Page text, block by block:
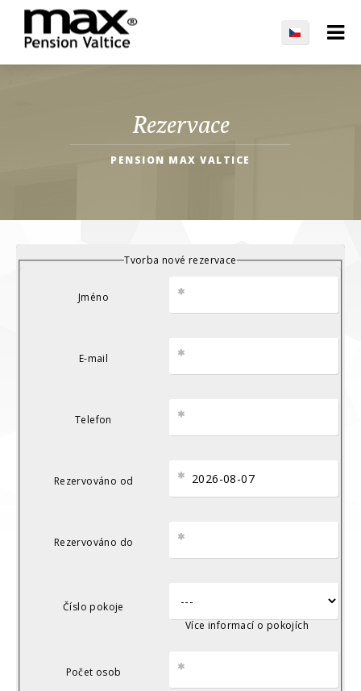
Rezervace
PENSION MAX VALTICE
Tvorba nové rezervace
Jméno
E-mail
Telefon
Rezervováno od
Rezervováno do
Číslo pokoje
Více informací o pokojích
Počet osob